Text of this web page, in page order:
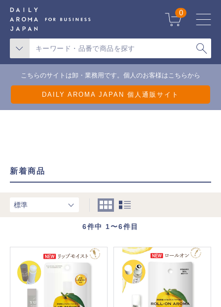
こちらのサイトは卸・業務用です。個人のお客様はこちらから
DAILY AROMA JAPAN 個人通販サイト
0
新着商品
6件中 1〜6件目